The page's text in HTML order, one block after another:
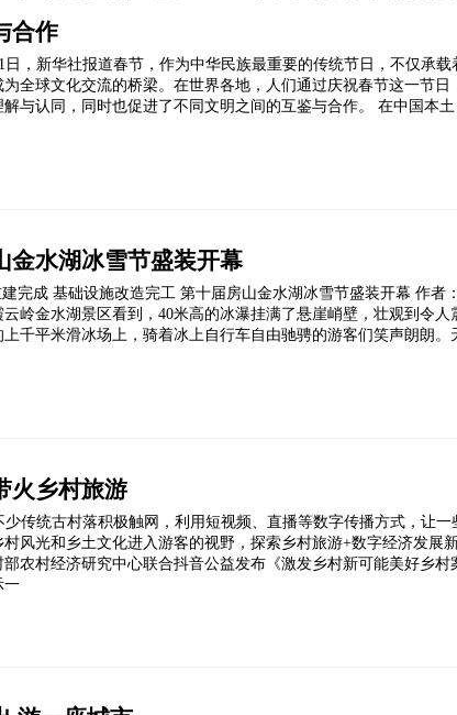
合作
日，新华社报道春节，作为中华民族最重要的传统节日，不仅承载
全球文化交流的桥梁。在世界各地，人们通过庆祝春节这一节日
解与认同，同时也促进了不同文明之间的互鉴与合作。 在中国本
金水湖冰雪节盛装开幕
建完成 基础设施改造完工 第十届房山金水湖冰雪节盛装开幕 作者
岭金水湖景区看到，40米高的冰瀑挂满了悬崖峭壁，壮观到令人
上千平米滑冰场上，骑着冰上自行车自由驰骋的游客们笑声朗朗。
火乡村旅游
少传统古村落积极触网，利用短视频、直播等数字传播方式，让一
风光和乡土文化进入游客的视野，探索乡村旅游+数字经济发展新
部农村经济研究中心联合抖音公益发布《激发乡村新可能美好乡村
一